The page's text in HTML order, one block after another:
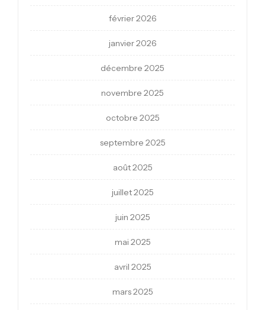
février 2026
janvier 2026
décembre 2025
novembre 2025
octobre 2025
septembre 2025
août 2025
juillet 2025
juin 2025
mai 2025
avril 2025
mars 2025